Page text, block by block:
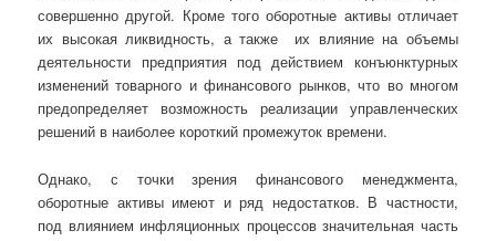
совершенно другой. Кроме того оборотные активы отличает
их высокая ликвидность, а также их влияние на объемы
деятельности предприятия под действием конъюнктурных
изменений товарного и финансового рынков, что во многом
предопределяет возможность реализации управленческих
решений в наиболее короткий промежуток времени.
Однако, с точки зрения финансового менеджмента,
оборотные активы имеют и ряд недостатков. В частности,
под влиянием инфляционных процессов значительная часть